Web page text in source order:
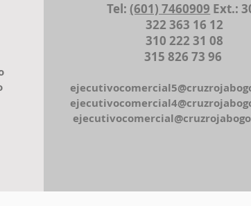
Tel: (601) 7460909 Ext.:
322 363 16 12
310 222 31 08
315 826 73 96